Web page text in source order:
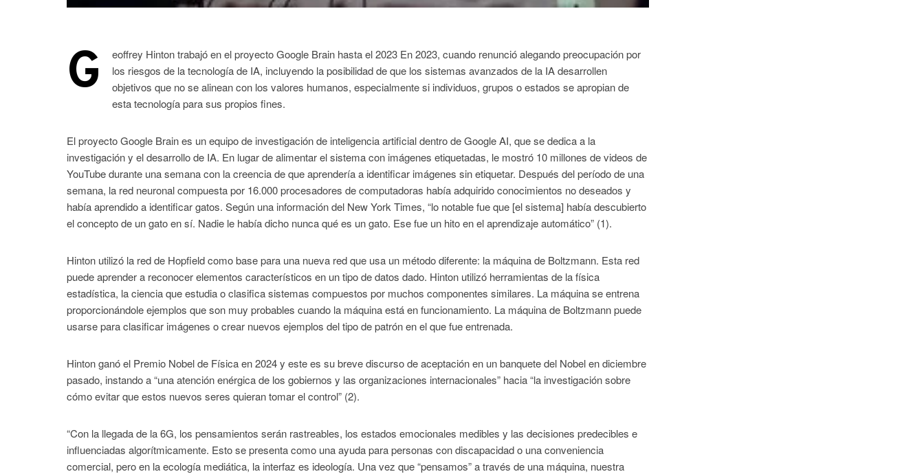
G
eoffrey Hinton trabajó en el proyecto Google Brain hasta el 2023 En 2023, cuando renunció alegando preocupación por
los riesgos de la tecnología de IA, incluyendo la posibilidad de que los sistemas avanzados de la IA desarrollen
objetivos que no se alinean con los valores humanos, especialmente si individuos, grupos o estados se apropian de
esta tecnología para sus propios fines.
El proyecto Google Brain es un equipo de investigación de inteligencia artificial dentro de Google AI, que se dedica a la
investigación y el desarrollo de IA. En lugar de alimentar el sistema con imágenes etiquetadas, le mostró 10 millones de videos de
YouTube durante una semana con la creencia de que aprendería a identificar imágenes sin etiquetar. Después del período de una
semana, la red neuronal compuesta por 16.000 procesadores de computadoras había adquirido conocimientos no deseados y
había aprendido a identificar gatos. Según una información del New York Times, “lo notable fue que [el sistema] había descubierto
el concepto de un gato en sí. Nadie le había dicho nunca qué es un gato. Ese fue un hito en el aprendizaje automático” (1).
Hinton utilizó la red de Hopfield como base para una nueva red que usa un método diferente: la máquina de Boltzmann. Esta red
puede aprender a reconocer elementos característicos en un tipo de datos dado. Hinton utilizó herramientas de la física
estadística, la ciencia que estudia o clasifica sistemas compuestos por muchos componentes similares. La máquina se entrena
proporcionándole ejemplos que son muy probables cuando la máquina está en funcionamiento. La máquina de Boltzmann puede
usarse para clasificar imágenes o crear nuevos ejemplos del tipo de patrón en el que fue entrenada.
Hinton ganó el Premio Nobel de Física en 2024 y este es su breve discurso de aceptación en un banquete del Nobel en diciembre
pasado, instando a “una atención enérgica de los gobiernos y las organizaciones internacionales” hacia “la investigación sobre
cómo evitar que estos nuevos seres quieran tomar el control” (2).
“Con la llegada de la 6G, los pensamientos serán rastreables, los estados emocionales medibles y las decisiones predecibles e
influenciadas algorítmicamente. Esto se presenta como una ayuda para personas con discapacidad o una conveniencia
comercial, pero en la ecología mediática, la interfaz es ideología. Una vez que “pensamos” a través de una máquina, nuestra